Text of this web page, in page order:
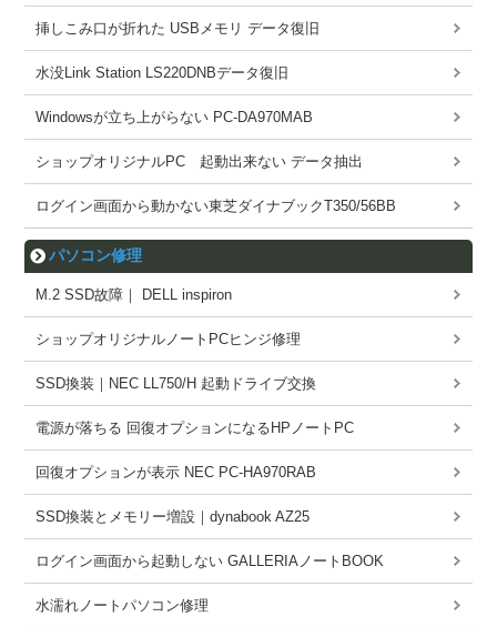
挿しこみ口が折れた USBメモリ データ復旧
水没Link Station LS220DNBデータ復旧
Windowsが立ち上がらない PC-DA970MAB
ショップオリジナルPC 起動出来ない データ抽出
ログイン画面から動かない東芝ダイナブックT350/56BB
パソコン修理
M.2 SSD故障｜ DELL inspiron
ショップオリジナルノートPCヒンジ修理
SSD換装｜NEC LL750/H 起動ドライブ交換
電源が落ちる 回復オプションになるHPノートPC
回復オプションが表示 NEC PC-HA970RAB
SSD換装とメモリー増設｜dynabook AZ25
ログイン画面から起動しない GALLERIAノートBOOK
水濡れノートパソコン修理